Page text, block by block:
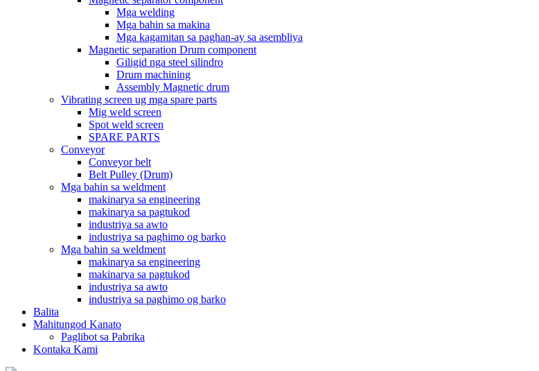
Mga welding
Mga bahin sa makina
Mga kagamitan sa paghan-ay sa asembliya
Magnetic separation Drum component
Giligid nga steel silindro
Drum machining
Assembly Magnetic drum
Vibrating screen ug mga spare parts
Mig weld screen
Spot weld screen
SPARE PARTS
Conveyor
Conveyor belt
Belt Pulley (Drum)
Mga bahin sa weldment
makinarya sa engineering
makinarya sa pagtukod
industriya sa awto
industriya sa paghimo og barko
Mga bahin sa weldment
makinarya sa engineering
makinarya sa pagtukod
industriya sa awto
industriya sa paghimo og barko
Balita
Mahitungod Kanato
Paglibot sa Pabrika
Kontaka Kami